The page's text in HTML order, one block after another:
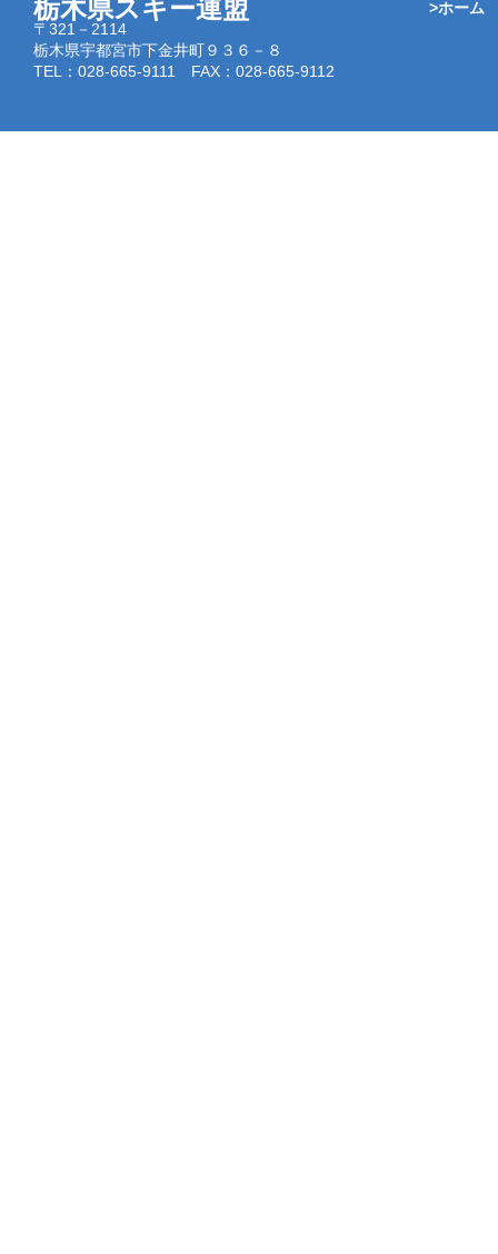
栃木県スキー連盟
〒321－2114
栃木県宇都宮市下金井町９３６－８
TEL：028-665-9111 FAX：028-665-9112
>ホーム